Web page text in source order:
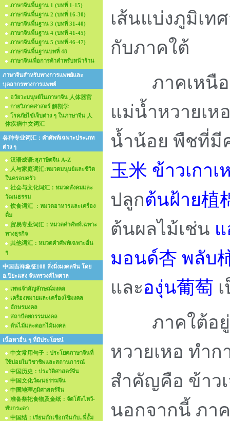
ภาษาจีนพื้นฐาน 1 (บทที่ 1-15)
ภาษาจีนพื้นฐาน 2 (บทที่ 16-30)
ภาษาจีนพื้นฐาน 3 (บทที่ 31-40)
ภาษาจีนพื้นฐาน 4 (บทที่ 41-45)
ภาษาจีนพื้นฐาน 5 (บทที่ 46-47)
ภาษาจีนพื้นฐานบทที่ 48
ภาษาจีนเพื่อการค้าสำหรับหน้าร้าน
ภาษาจีนสำหรับทางการแพทย์และ
บุคลากรทางการแพทย์
อวัยวะมนุษย์ในภาษาจีน 人体器官
กายวิภาคศาสตร์ 解剖学
โรคภัยไข้เจ็บต่าง ๆ ในภาษาจีน 人
体疾病中文词汇
各种专业词汇：คำศัพท์เฉพาะประเภท
ต่าง ๆ
汉语成语:สุภาษิตจีน A-Z
人与家庭词汇:หมวดมนุษย์และชีวิต
ในครอบครัว
社会与文化词汇：หมวดสังคมและ
วัฒนธรรม
饮食词汇 ：หมวดอาหารและเครื่อง
ดื่ม
贸易专业词汇：หมวดคำศัพท์เฉพาะ
ทางธุรกิจ
其他词汇：หมวดคำศัพท์เฉพาะอื่น
ๆ
中国吉祥象征108 สิ่งมิ่งมงคลจีน โดย
อ.ปิยะแสง จันทรวงศ์ไพศาล
เทพเจ้าสัญลักษณ์มงคล
เครื่องหมายและเครื่องใช้มงคล
อักษรมงคล
สถาปัตยกรรมมงคล
ต้นไม้และดอกไม้มงคล
เนื้อหาอื่น ๆ ที่มีประโยชน์
中文常用句子：ประโยคภาษาจีนที่
ใช้บ่อยในวิชาชีพและสถานการณ์
中国历史：ประวัติศาสตร์จีน
中国文化วัฒนธรรมจีน
中国地理ภูมิศาสตร์จีน
准备祭祀食物及金纸：จัดโต๊ะไหว้-
พับกระดา
中国结：เรียนถักเชือกจีนกับ..พี่อั้ม
เส้นแบ่งภูมิเ
กับภาคใต้
ภาคเหนือที่
แม่น้ำหวายเ
น้ำน้อย พืชที่
玉米 ข้าวเกาเ
ปลูกต้นฝ้าย植
ต้นผลไม้เช่น
มอนด์杏 พลับ
และองุ่น葡萄
ภาคใต้อยู่ท
หวายเหอ ทำก
สำคัญคือ ข้าวเ
นอกจากนี้ ภา